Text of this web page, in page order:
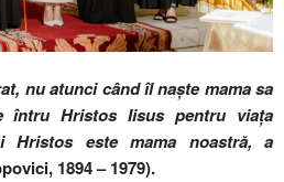
nu atunci când îl naște mama sa
întru Hristos Iisus pentru viața
Hristos este mama noastră, a
1894 – 1979).